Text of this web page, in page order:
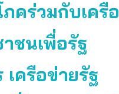
คร่วมกับเครือ
ชนเพื่อรัฐ
เครือข่ายรัฐ